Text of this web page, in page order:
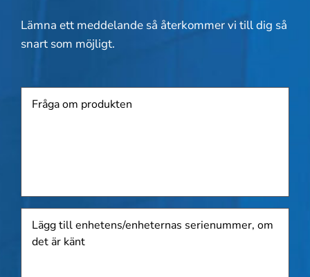
Lämna ett meddelande så återkommer vi till dig så
snart som möjligt.
till
enhetens/enheternas